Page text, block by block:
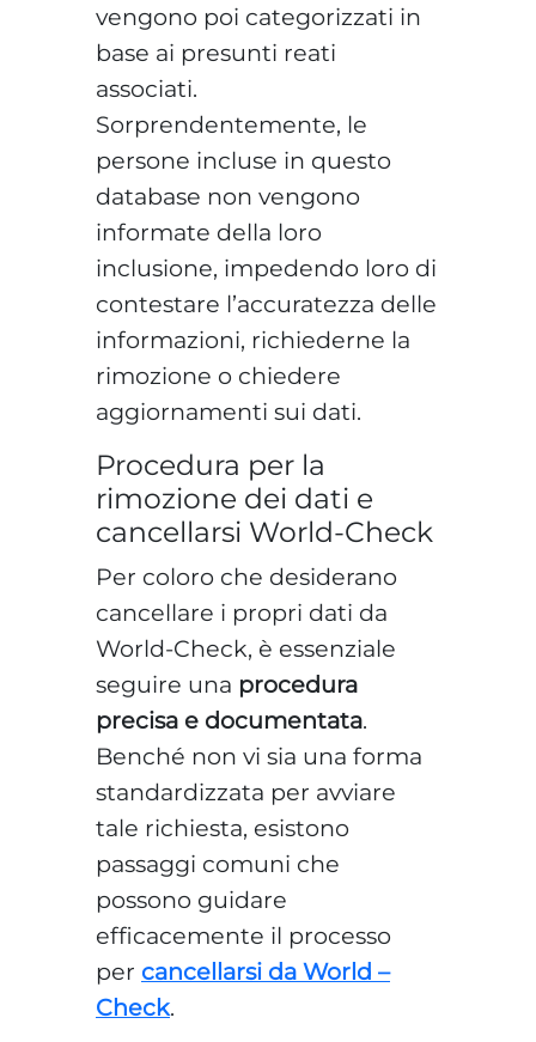
vengono poi categorizzati in
base ai presunti reati
associati.
Sorprendentemente, le
persone incluse in questo
database non vengono
informate della loro
inclusione, impedendo loro di
contestare l’accuratezza delle
informazioni, richiederne la
rimozione o chiedere
aggiornamenti sui dati.
Procedura per la
rimozione dei dati e
cancellarsi World-Check
Per coloro che desiderano
cancellare i propri dati da
World-Check, è essenziale
seguire una procedura
precisa e documentata.
Benché non vi sia una forma
standardizzata per avviare
tale richiesta, esistono
passaggi comuni che
possono guidare
efficacemente il processo
per cancellarsi da World –
Check.